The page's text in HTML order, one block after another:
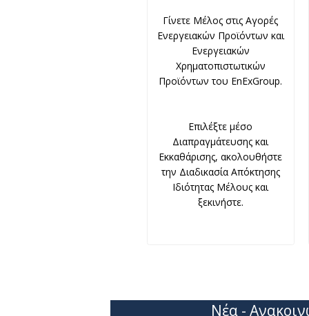
Γίνετε Μέλος στις Αγορές
Ενεργειακών Προϊόντων και
Ενεργειακών
Χρηματοπιστωτικών
Προϊόντων του EnExGroup.
Επιλέξτε μέσο
Διαπραγμάτευσης και
Εκκαθάρισης, ακολουθήστε
την Διαδικασία Απόκτησης
Ιδιότητας Μέλους και
ξεκινήστε.
Νέα -